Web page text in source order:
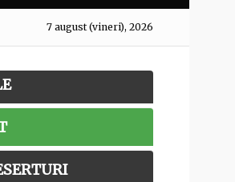
7 august (vineri), 2026